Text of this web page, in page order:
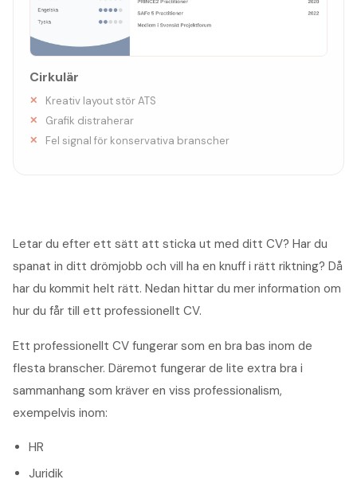
Cirkulär
Kreativ layout stör ATS
Grafik distraherar
Fel signal för konservativa branscher
Letar du efter ett sätt att sticka ut med ditt CV? Har du
spanat in ditt drömjobb och vill ha en knuff i rätt riktning? Då
har du kommit helt rätt. Nedan hittar du mer information om
hur du får till ett professionellt CV.
Ett professionellt CV fungerar som en bra bas inom de
flesta branscher. Däremot fungerar de lite extra bra i
sammanhang som kräver en viss professionalism,
exempelvis inom:
HR
Juridik